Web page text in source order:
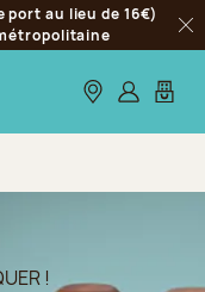
au lieu de 16€)
Nos boutiques
S’identifier
Mon
!